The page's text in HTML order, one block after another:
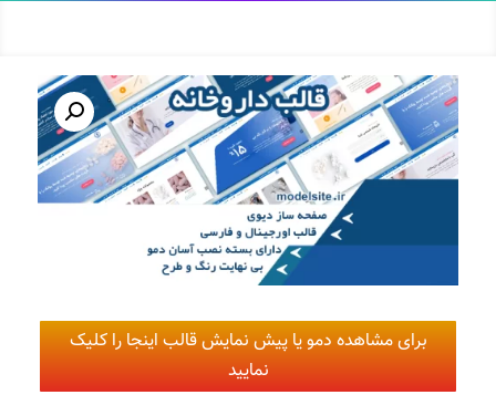
برای مشاهده دمو یا پیش نمایش قالب اینجا را کلیک
نمایید